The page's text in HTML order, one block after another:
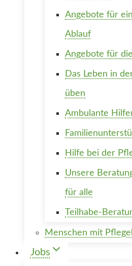
Angebote für
Ablauf
Angebote für
Das Leben in
üben
Ambulante
Hilfe bei der
Unsere
für alle
Teilhabe-
Menschen mit
Jobs